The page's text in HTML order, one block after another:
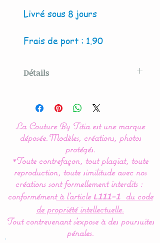
Livré sous 8 jours
Frais de port : 1.90
Détails
By Titia
Les rubans de différentes
couleurs et matières
permettent de développer
les sens de bébé.
Le doudou est doublé de
polaire pour une douceur
et une chaleur
La Couture By Titia est une marque
déposée.Modèles, créations, photos
protégés.
*Toute contrefaçon, tout plagiat, toute
reproduction, toute similitude avec nos
créations sont formellement interdits :
conformémentà l’article L111-1
du code
de propriété intellectuelle.
Tout contrevenant s'expose à des poursuites
pénales.